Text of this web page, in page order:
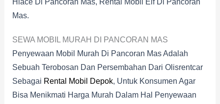
Hiace Di Pancoran Mas, Rental Mobil Elf Di Pancoran
Mas.
SEWA MOBIL MURAH DI PANCORAN MAS
Penyewaan Mobil Murah Di Pancoran Mas Adalah
Sebuah Terobosan Dan Persembahan Dari Olisrentcar
Sebagai Rental Mobil Depok, Untuk Konsumen Agar
Bisa Menikmati Harga Murah Dalam Hal Penyewaan